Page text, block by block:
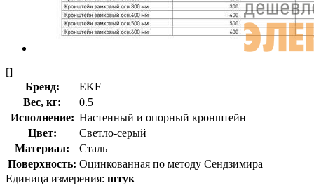
[]
Бренд:
EKF
Вес, кг:
0.5
Исполнение: Настенный и опорный кронштейн
Цвет:
Светло-серый
Материал:
Сталь
Поверхность: Оцинкованная по методу Сендзимира
Единица измерения: штук